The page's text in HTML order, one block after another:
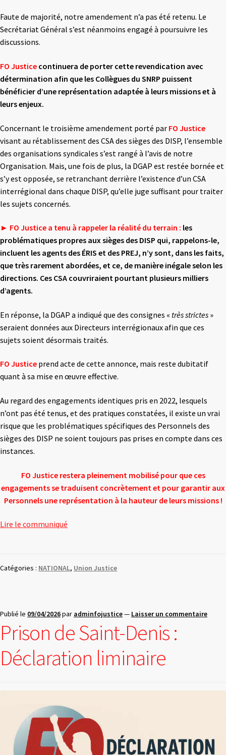
Faute de majorité, notre amendement n’a pas été retenu. Le
Secrétariat Général s’est néanmoins engagé à poursuivre les
discussions.
FO Justice continuera de porter cette revendication avec
détermination afin que les Collègues du SNRP puissent
bénéficier d’une représentation adaptée à leurs missions et à
leurs enjeux.
Concernant le troisième amendement porté par FO Justice
visant au rétablissement des CSA des sièges des DISP, l’ensemble
des organisations syndicales s’est rangé à l’avis de notre
Organisation. Mais, une fois de plus, la DGAP est restée bornée et
s’y est opposée, se retranchant derrière l’existence d’un CSA
interrégional dans chaque DISP, qu’elle juge suffisant pour traiter
les sujets concernés.
► FO Justice a tenu à rappeler la réalité du terrain : les
problématiques propres aux sièges des DISP qui, rappelons-le,
incluent les agents des ÉRIS et des PREJ, n’y sont, dans les faits,
que très rarement abordées, et ce, de manière inégale selon les
directions. Ces CSA couvriraient pourtant plusieurs milliers
d’agents.
En réponse, la DGAP a indiqué que des consignes « très strictes »
seraient données aux Directeurs interrégionaux afin que ces
sujets soient désormais traités.
FO Justice prend acte de cette annonce, mais reste dubitatif
quant à sa mise en œuvre effective.
Au regard des engagements identiques pris en 2022, lesquels
n’ont pas été tenus, et des pratiques constatées, il existe un vrai
risque que les problématiques spécifiques des Personnels des
sièges des DISP ne soient toujours pas prises en compte dans ces
instances.
FO Justice restera pleinement mobilisé pour que ces
engagements se traduisent concrètement et pour garantir aux
Personnels une représentation à la hauteur de leurs missions !
Lire le communiqué
Catégories : NATIONAL, Union Justice
Publié le 09/04/2026par adminfojustice— Laisser un commentaire
Prison de Saint-Denis :
Déclaration liminaire